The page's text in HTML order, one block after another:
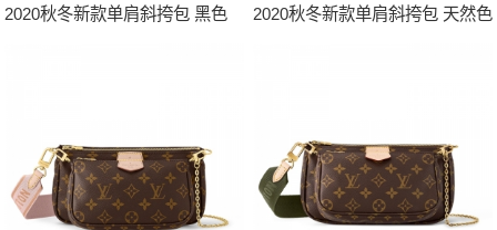
2020秋冬新款单肩斜挎包 黑色
2020秋冬新款单肩斜挎包 天然色